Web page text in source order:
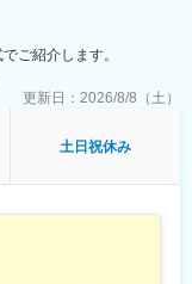
経験から育て上げる
ビスクオリティの向
業界1位：
は業界内でトップの自
ある同社はその創刊
WEBマーケティング
得のためのダイレク
ランスを整えやすい環
の機会もご用意してお
ご紹介します。
更新日： 2026/8/8（土）
土日祝休み